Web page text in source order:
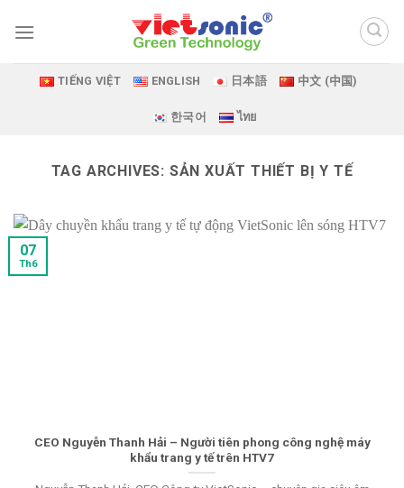
TIẾNG VIỆT ENGLISH 日本語 中文 (中国)
한국어 ไทย
TAG ARCHIVES: SẢN XUẤT THIẾT BỊ Y TẾ
CEO Nguyễn Thanh Hải – Người tiên phong công nghệ máy
khẩu trang y tế trên HTV7
07
Th6